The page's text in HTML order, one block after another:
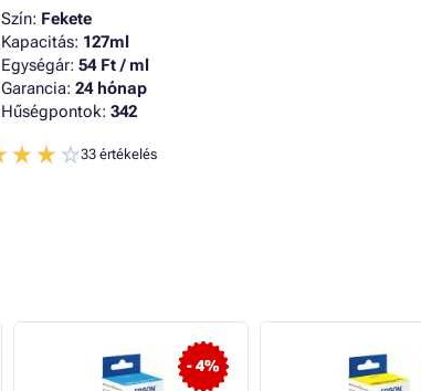
Szín: Fekete
Kapacitás: 127ml
Egységár: 54 Ft / ml
Garancia: 24 hónap
Hűségpontok: 342
33 értékelés
- 4%